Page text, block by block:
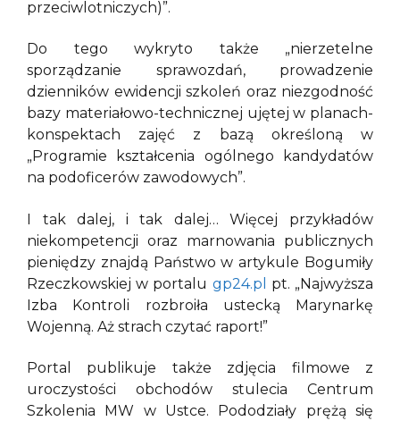
przeciwlotniczych)”.
Do tego wykryto także „nierzetelne
sporządzanie sprawozdań, prowadzenie
dzienników ewidencji szkoleń oraz niezgodność
bazy materiałowo-technicznej ujętej w planach-
konspektach zajęć z bazą określoną w
„Programie kształcenia ogólnego kandydatów
na podoficerów zawodowych”.
I tak dalej, i tak dalej… Więcej przykładów
niekompetencji oraz marnowania publicznych
pieniędzy znajdą Państwo w artykule Bogumiły
Rzeczkowskiej w portalu gp24.pl
pt. „Najwyższa
Izba Kontroli rozbroiła ustecką Marynarkę
Wojenną. Aż strach czytać raport!”
Portal publikuje także zdjęcia filmowe z
uroczystości obchodów stulecia Centrum
Szkolenia MW w Ustce. Pododziały prężą się